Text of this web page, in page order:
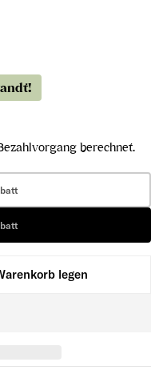
berechnet.
Blanc 2023Blanc 2023
legen